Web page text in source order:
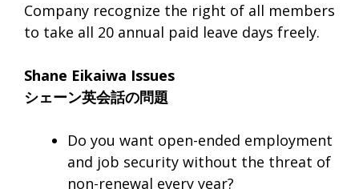
Company recognize the right of all members
to take all 20 annual paid leave days freely.
Shane Eikaiwa Issues
シェーン英会話の問題
Do you want open-ended employment
and job security without the threat of
non-renewal every year?